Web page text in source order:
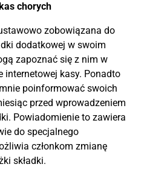
chorych
zobowiązana do
dodatkowej w swoim
zapoznać się z nim w
internetowej kasy. Ponadto
poinformować swoich
przed wprowadzeniem
Powiadomienie to zawiera
do specjalnego
członkom zmianę
składki.